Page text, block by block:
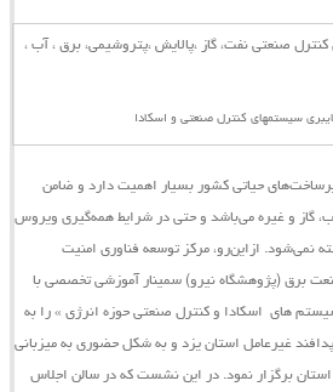
سیستمهای کنترل صنعتی و اسکادا
حیاتی کشور بسیار اهمیت دارد و ضامن
گاز و غیره می‌باشد و حتی در شرایط همه‌گیری ویروس
ازاین‌رو، مرکز توسعه فناوری امنیت
برق (پژوهشگاه نیرو) سمینار آموزشی تخصصی با
‌های اسکادا و کنترل صنعتی حوزه انرژی » را به
غیرعامل استان یزد و به شکل حضوری به میزبانی
برگزار نمود. در این نشست که در سالن اجلاس